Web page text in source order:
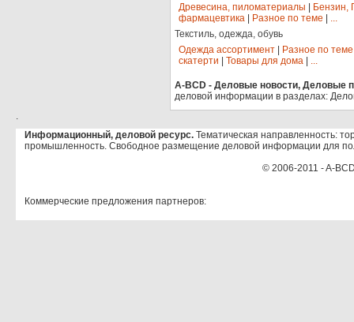
Древесина, пиломатериалы
Бензин,
фармацевтика
Разное по теме
...
Текстиль, одежда, обувь
Одежда ассортимент
Разное по теме
скатерти
Товары для дома ...
A-BCD - Деловые новости, Деловые
деловой информации в разделах:
.
Информационный, деловой ресурс. Тематическая направленность:
промышленность. Свободное размещение деловой информации для
© 2006-2011 - A-
Коммерческие предложения партнеров: